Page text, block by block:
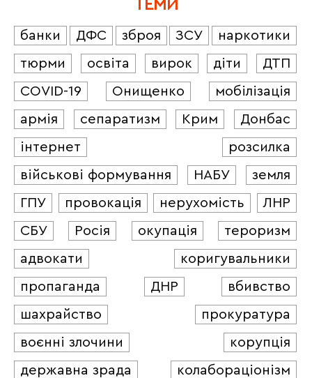
ТЕМИ
банки ДФС зброя ЗСУ
наркотики
тюрми
освіта вирок діти
ДТП
COVID-19
Онищенко
мобілізація
армія
сепаратизм Крим
Донбас
інтернет
розсилка
військові формування
НАБУ
земля
ГПУ
провокація нерухомість
ЛНР
СБУ
Росія окупація
тероризм
адвокати
коригувальники
пропаганда
ДНР
вбивство
шахрайство
прокуратура
воєнні злочини
корупція
державна зрада
колабораціонізм